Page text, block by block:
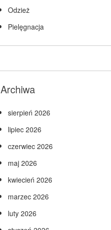
Odzież
Pielęgnacja
Archiwa
sierpień 2026
lipiec 2026
czerwiec 2026
maj 2026
kwiecień 2026
marzec 2026
luty 2026